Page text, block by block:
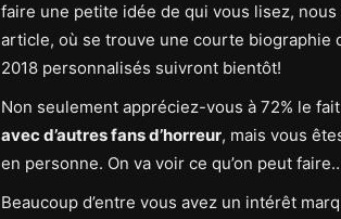
faire une petite idée de qui vous lisez, nous
article, où se trouve une courte biographie
2018 personnalisés suivront bientôt!
Non seulement appréciez-vous à 72% le fait
avec d’autres fans d’horreur, mais vous
en personne. On va voir ce qu’on peut
Beaucoup d’entre vous avez un intérêt